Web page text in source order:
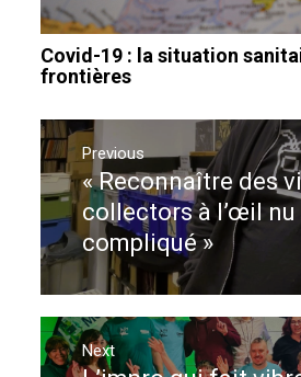
Covid-19 : la situation
frontières
Navigation
de
l’article
Previous
Previous
post:
« Reconnaître des
collectors à l’œil nu
compliqué »
Next